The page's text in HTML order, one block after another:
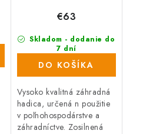
Skladom - dodanie do
7 dní
(30 ks)
€63
DO KOŠÍKA
Vysoko kvalitná záhradná
hadica, určená n použitie
v poľnohospodárstve a
záhradníctve. Zosilnená